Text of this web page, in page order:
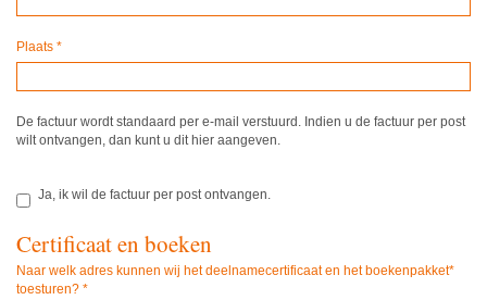
Plaats *
De factuur wordt standaard per e-mail verstuurd. Indien u de factuur per post
wilt ontvangen, dan kunt u dit hier aangeven.
Ja, ik wil de factuur per post ontvangen.
Certificaat en boeken
Naar welk adres kunnen wij het deelnamecertificaat en het boekenpakket*
toesturen? *